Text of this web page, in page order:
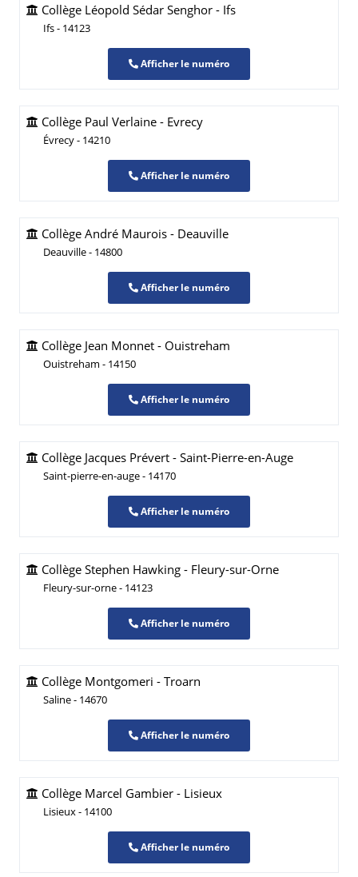
Collège Léopold Sédar Senghor - Ifs
Ifs - 14123
Afficher le numéro
Collège Paul Verlaine - Evrecy
Évrecy - 14210
Afficher le numéro
Collège André Maurois - Deauville
Deauville - 14800
Afficher le numéro
Collège Jean Monnet - Ouistreham
Ouistreham - 14150
Afficher le numéro
Collège Jacques Prévert - Saint-Pierre-en-Auge
Saint-pierre-en-auge - 14170
Afficher le numéro
Collège Stephen Hawking - Fleury-sur-Orne
Fleury-sur-orne - 14123
Afficher le numéro
Collège Montgomeri - Troarn
Saline - 14670
Afficher le numéro
Collège Marcel Gambier - Lisieux
Lisieux - 14100
Afficher le numéro